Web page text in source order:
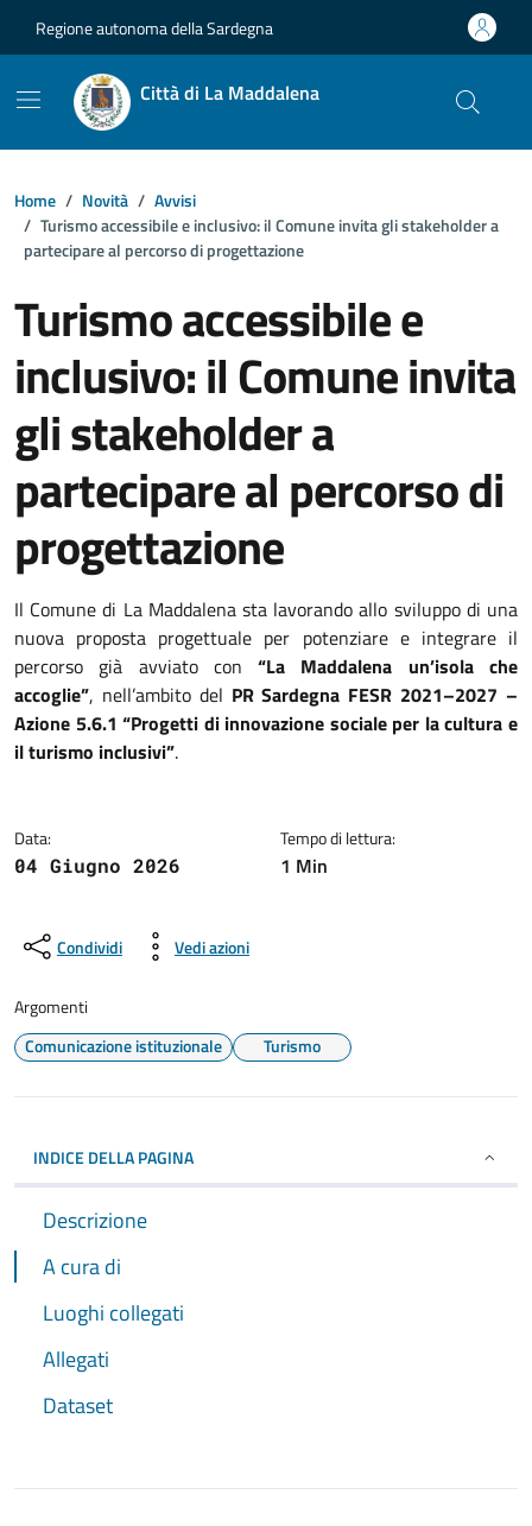
Regione autonoma della Sardegna
Città di La Maddalena
Home Novità
Avvisi
Turismo accessibile e inclusivo: il Comune invita gli stakeholder a
partecipare al percorso di progettazione
Turismo accessibile e
inclusivo: il Comune invita
gli stakeholder a
partecipare al percorso di
progettazione
Dettagli della notizia
Il Comune di La Maddalena sta lavorando allo sviluppo di una
nuova proposta progettuale per potenziare e integrare il
percorso già avviato con“La Maddalena un’isola che
accoglie”, nell’ambito del PR Sardegna FESR 2021–2027 –
Azione 5.6.1 “Progetti di innovazione sociale per la cultura e
il turismo inclusivi”.
Data:
04 Giugno 2026
Tempo di lettura:
1 Min
Condividi Vedi azioni
Argomenti
Comunicazione istituzionale
Turismo
INDICE DELLA PAGINA
Descrizione
A cura di
Luoghi collegati
Allegati
Dataset